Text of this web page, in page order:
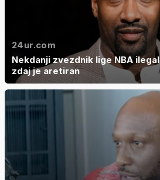
24ur.com
Nekdanji zvezdnik lige NBA
zdaj je aretiran